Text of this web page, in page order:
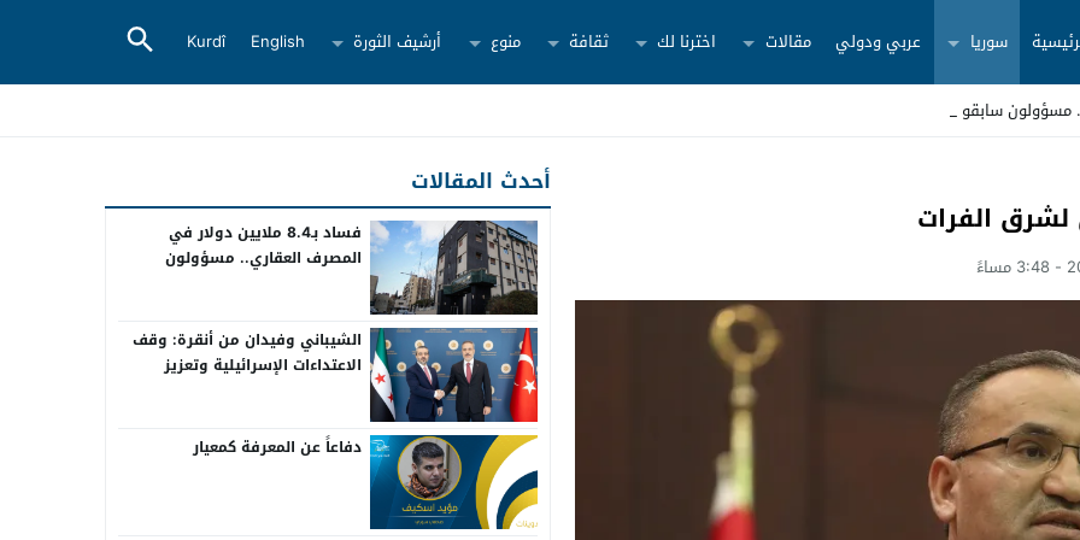
سوريا عربي ودولي مقالات اخترنا لك ثقافة منوع أرشيف الثورة English
Kurdî
الفرات
أحدث المقالات
فساد بـ8.4 ملايين دولار في
المصرف العقاري.. مسؤولون
الشيباني وفيدان من أنقرة: وقف
الاعتداءات الإسرائيلية وتعزيز
دفاعاً عن المعرفة كمعيار